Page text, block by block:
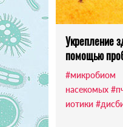
Укрепление
помощью
#микробиом
насекомых
иотики